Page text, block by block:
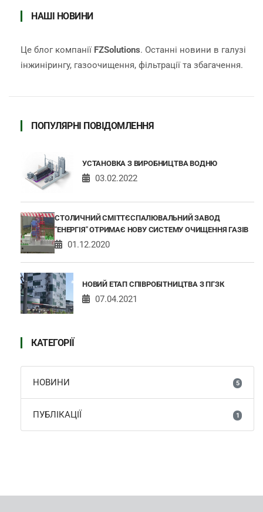
НАШІ НОВИНИ
Це блог компанії FZSolutions. Останні новини в галузі
інжинірингу, газоочищення, фільтрації та збагачення.
ПОПУЛЯРНІ ПОВІДОМЛЕННЯ
УСТАНОВКА З ВИРОБНИЦТВА ВОДНЮ
03.02.2022
СТОЛИЧНИЙ СМІТТЄСПАЛЮВАЛЬНИЙ ЗАВОД
"ЕНЕРГІЯ" ОТРИМАЄ НОВУ СИСТЕМУ ОЧИЩЕННЯ ГАЗІВ
01.12.2020
НОВИЙ ЕТАП СПІВРОБІТНИЦТВА З ПГЗК
07.04.2021
КАТЕГОРІЇ
НОВИНИ 5
ПУБЛІКАЦІЇ 1